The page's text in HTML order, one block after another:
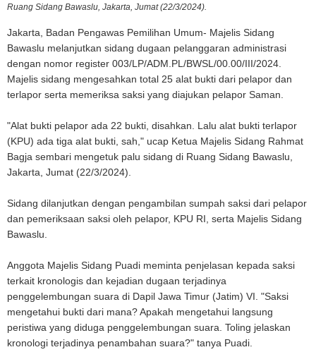
Ruang Sidang Bawaslu, Jakarta, Jumat (22/3/2024).
Jakarta, Badan Pengawas Pemilihan Umum- Majelis Sidang
Bawaslu melanjutkan sidang dugaan pelanggaran administrasi
dengan nomor register 003/LP/ADM.PL/BWSL/00.00/III/2024.
Majelis sidang mengesahkan total 25 alat bukti dari pelapor dan
terlapor serta memeriksa saksi yang diajukan pelapor Saman.
"Alat bukti pelapor ada 22 bukti, disahkan. Lalu alat bukti terlapor
(KPU) ada tiga alat bukti, sah," ucap Ketua Majelis Sidang Rahmat
Bagja sembari mengetuk palu sidang di Ruang Sidang Bawaslu,
Jakarta, Jumat (22/3/2024).
Sidang dilanjutkan dengan pengambilan sumpah saksi dari pelapor
dan pemeriksaan saksi oleh pelapor, KPU RI, serta Majelis Sidang
Bawaslu.
Anggota Majelis Sidang Puadi meminta penjelasan kepada saksi
terkait kronologis dan kejadian dugaan terjadinya
penggelembungan suara di Dapil Jawa Timur (Jatim) VI. "Saksi
mengetahui bukti dari mana? Apakah mengetahui langsung
peristiwa yang diduga penggelembungan suara. Toling jelaskan
kronologi terjadinya penambahan suara?" tanya Puadi.